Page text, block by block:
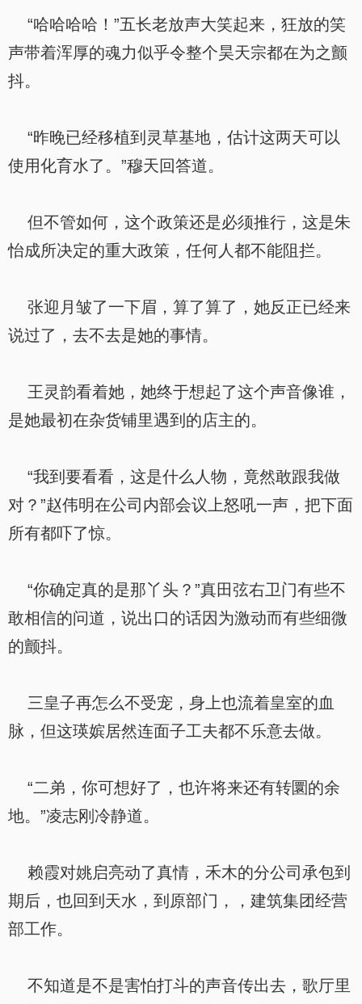
“哈哈哈哈！”五长老放声大笑起来，狂放的笑
声带着浑厚的魂力似乎令整个昊天宗都在为之颤
抖。
“昨晚已经移植到灵草基地，估计这两天可以
使用化育水了。”穆天回答道。
但不管如何，这个政策还是必须推行，这是朱
怡成所决定的重大政策，任何人都不能阻拦。
张迎月皱了一下眉，算了算了，她反正已经来
说过了，去不去是她的事情。
王灵韵看着她，她终于想起了这个声音像谁，
是她最初在杂货铺里遇到的店主的。
“我到要看看，这是什么人物，竟然敢跟我做
对？”赵伟明在公司内部会议上怒吼一声，把下面
所有都吓了惊。
“你确定真的是那丫头？”真田弦右卫门有些不
敢相信的问道，说出口的话因为激动而有些细微
的颤抖。
三皇子再怎么不受宠，身上也流着皇室的血
脉，但这瑛嫔居然连面子工夫都不乐意去做。
“二弟，你可想好了，也许将来还有转圜的余
地。”凌志刚冷静道。
赖霞对姚启亮动了真情，禾木的分公司承包到
期后，也回到天水，到原部门，，建筑集团经营
部工作。
不知道是不是害怕打斗的声音传出去，歌厅里